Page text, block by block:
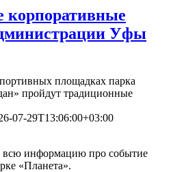
корпоративные
Уфы
площадках парка
пройдут традиционные
07-29T13:06:00+03:00
всю информацию про событие
«Планета».